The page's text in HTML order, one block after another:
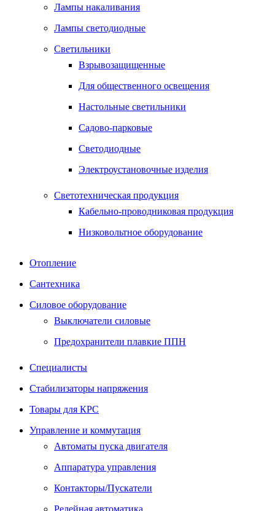
Лампы накаливания
Лампы светодиодные
Светильники
Взрывозащищенные
Для общественного освещения
Настольные светильники
Садово-парковые
Светодиодные
Электроустановочные изделия
Светотехническая продукция
Кабельно-проводниковая продукция
Низковольтное оборудование
Отопление
Сантехника
Силовое оборудование
Выключатели силовые
Предохранители плавкие ППН
Специалисты
Стабилизаторы напряжения
Товары для КРС
Управление и коммутация
Автоматы пуска двигателя
Аппаратура управления
Контакторы/Пускатели
Релейная автоматика